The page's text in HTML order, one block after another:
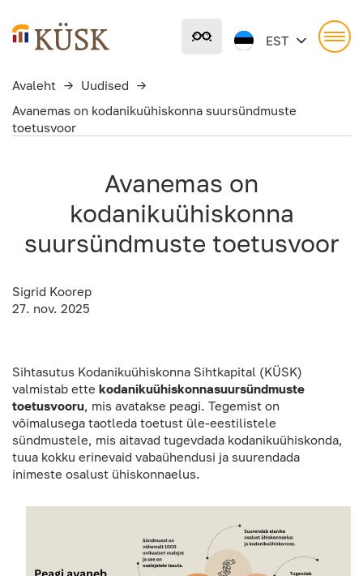
põhisisu
juurde
EST
Avaleht → Uudised
→
Avanemas on kodanikuühiskonna suursündmuste
toetusvoor
Avanemas on
kodanikuühiskonna
suursündmuste toetusvoor
Sigrid Koorep
27. nov. 2025
Sihtasutus Kodanikuühiskonna Sihtkapital (KÜSK)
valmistab ette kodanikuühiskonnasuursündmuste
toetusvooru, mis avatakse peagi. Tegemist on
võimalusega taotleda toetust üle-eestilistele
sündmustele, mis aitavad tugevdada kodanikuühiskonda,
tuua kokku erinevaid vabaühendusi ja suurendada
inimeste osalust ühiskonnaelus.